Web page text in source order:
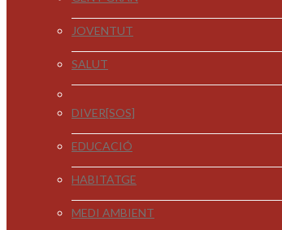
JOVENTUT
SALUT
DIVER[SOS]
EDUCACIÓ
HABITATGE
MEDI AMBIENT